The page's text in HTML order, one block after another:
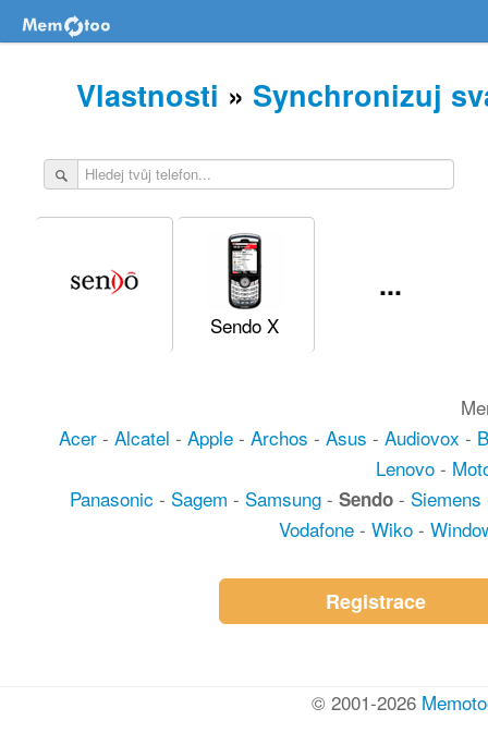
Vlastnosti » Synchronizuj
Sendo X
...
Acer - Alcatel - Apple - Archos - Asus - Audiovox -
Lenovo -
Panasonic - Sagem - Samsung -Sendo - Siemens
Vodafone -Wiko -
Registrace
© 2001-2026